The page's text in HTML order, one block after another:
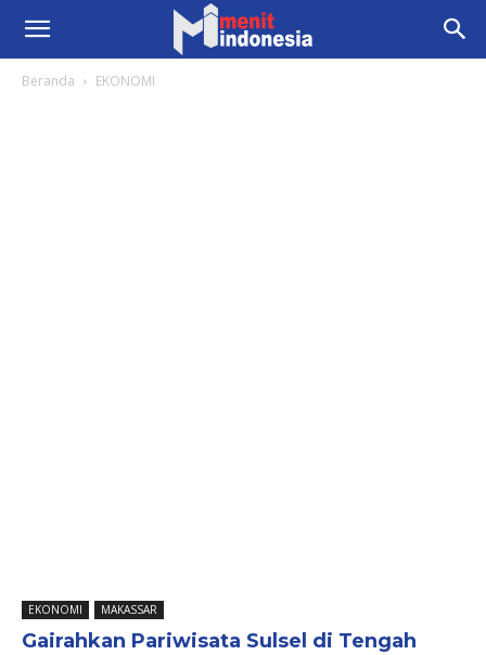
Beranda EKONOMI
EKONOMI MAKASSAR
Gairahkan Pariwisata Sulsel di Tengah